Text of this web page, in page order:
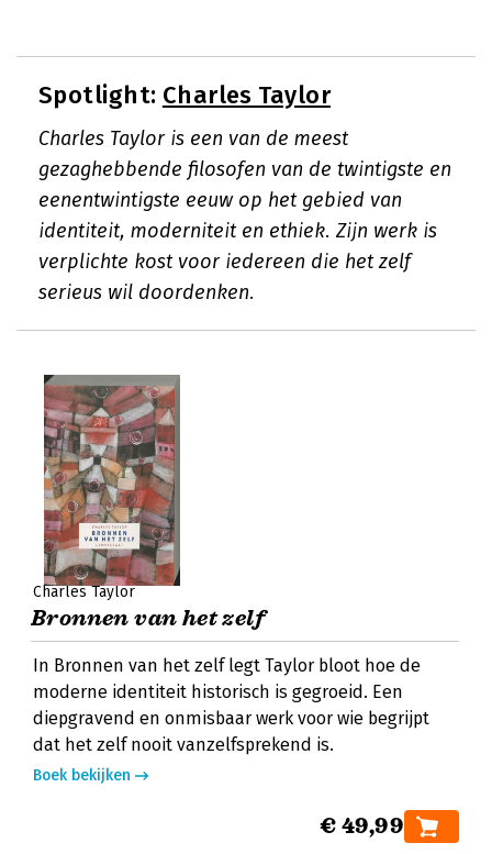
Spotlight: Charles Taylor
Charles Taylor is een van de meest
gezaghebbende filosofen van de twintigste en
eenentwintigste eeuw op het gebied van
identiteit, moderniteit en ethiek. Zijn werk is
verplichte kost voor iedereen die het zelf
serieus wil doordenken.
Charles Taylor
Bronnen van het zelf
In Bronnen van het zelf legt Taylor bloot hoe de
moderne identiteit historisch is gegroeid. Een
diepgravend en onmisbaar werk voor wie begrijpt
dat het zelf nooit vanzelfsprekend is.
Boek bekijken
€ 49,99